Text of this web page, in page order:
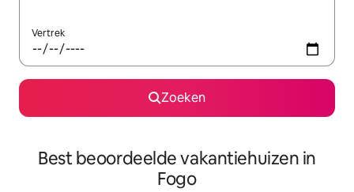
Vertrek
Zoeken
Best beoordeelde vakantiehuizen in
Fogo